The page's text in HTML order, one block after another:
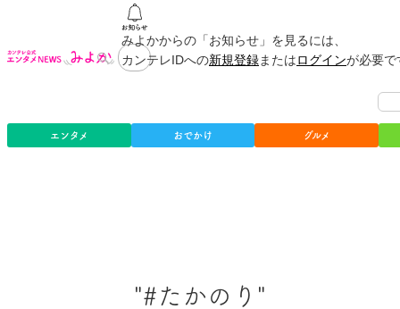
みよかからの「お知らせ」を見るには、
カンテレIDへの新規登録またはログインが必要
エンタメ おでかけ グルメ
"#たかのり"